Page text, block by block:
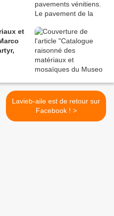
et
Lavieb-aile est de retour sur
Facebook ! >